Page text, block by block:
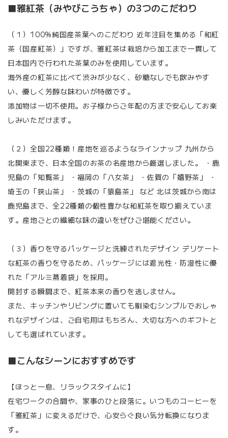
■雅紅茶（みやびこうちゃ）の3つのこだわり
（１）100%純国産茶葉へのこだわり 近年注目を集める「和紅
茶（国産紅茶）」ですが、雅紅茶は栽培から加工まで一貫して
日本国内で行われた茶葉のみを使用しています。
海外産の紅茶に比べて渋みが少なく、砂糖なしでも飲みやす
い、優しく芳醇な味わいが特徴です。
添加物は一切不使用。お子様からご年配の方まで安心してお楽
しみいただけます。
（２）全国22種類！産地を巡るようなラインナップ 九州から
北関東まで、日本全国のお茶の名産地から厳選しました。 ・鹿
児島の「知覧茶」 ・福岡の「八女茶」 ・佐賀の「嬉野茶」 ・
埼玉の「狭山茶」 ・茨城の「猿島茶」 など 北は茨城から南は
鹿児島まで、全22種類の個性豊かな和紅茶を取り揃えていま
す。産地ごとの繊細な味の違いをぜひご堪能ください。
（３）香りを守るパッケージと洗練されたデザイン デリケート
な紅茶の香りを守るため、パッケージには遮光性・防湿性に優
れた「アルミ蒸着袋」を採用。
開封する瞬間まで、紅茶本来の香りを逃しません。
また、キッチンやリビングに置いても馴染むシンプルでおしゃ
れなデザインは、ご自宅用はもちろん、大切な方へのギフトと
しても選ばれています。
■こんなシーンにおすすめです
【ほっと一息、リラックスタイムに】
在宅ワークの合間や、家事のひと段落に。いつものコーヒーを
「雅紅茶」に変えるだけで、心安らぐ良い気分転換になりま
す。